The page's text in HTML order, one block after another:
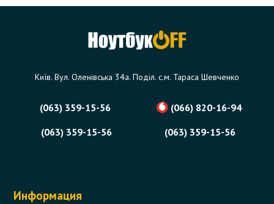
Київ. Вул. Оленівська 34а. Поділ. с.м. Тараса Шевченко
(063) 359-15-56
(066) 820-16-94
(063) 359-15-56
(063) 359-15-56
Информация